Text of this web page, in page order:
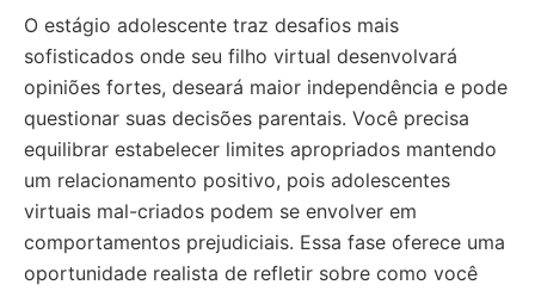
O estágio adolescente traz desafios mais
sofisticados onde seu filho virtual desenvolvará
opiniões fortes, deseará maior independência e pode
questionar suas decisões parentais. Você precisa
equilibrar estabelecer limites apropriados mantendo
um relacionamento positivo, pois adolescentes
virtuais mal-criados podem se envolver em
comportamentos prejudiciais. Essa fase oferece uma
oportunidade realista de refletir sobre como você